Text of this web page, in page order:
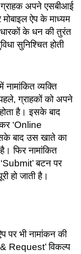
अपने एसबीआई
ऐप के माध्यम
के धन की तुरंत
सुनिश्चित होती
व्यक्ति
ग्राहकों को अपने
है। इसके बाद
‘Online
बाद उस खाते का
फिर नामांकित
बटन पर
हो जाती है।
पर भी नामांकन की
Request’ विकल्प